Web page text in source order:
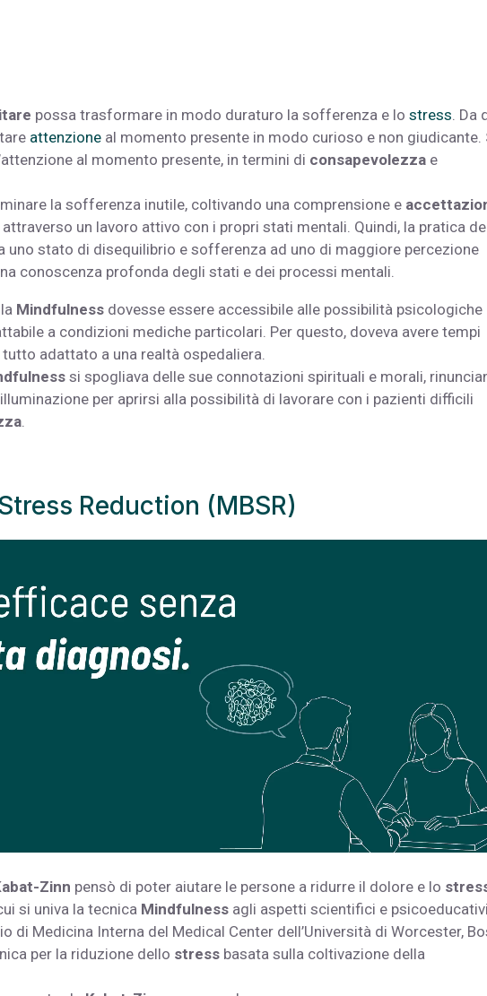
possa trasformare in modo duraturo la sofferenza e lo stress. Da
attenzione al momento presente in modo curioso e non giudicante.
al momento presente, in termini di consapevolezza e
la sofferenza inutile, coltivando una comprensione e
un lavoro attivo con i propri stati mentali. Quindi, la pratica
uno stato di disequilibrio e sofferenza ad uno di maggiore percezione
conoscenza profonda degli stati e dei processi mentali.
Mindfulness dovesse essere accessibile alle possibilità psicologiche
a condizioni mediche particolari. Per questo, doveva avere tempi
adattato a una realtà ospedaliera.
si spogliava delle sue connotazioni spirituali e morali,
per aprirsi alla possibilità di lavorare con i pazienti difficili
.
Reduction (MBSR)
Zinn pensò di poter aiutare le persone a ridurre il dolore e lo
si univa la tecnica Mindfulness agli aspetti scientifici e
di Medicina Interna del Medical Center dell’Università di Worcester,
per la riduzione dello stress basata sulla coltivazione della